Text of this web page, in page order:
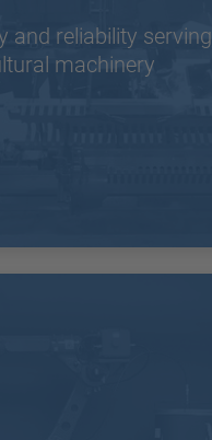
and reliability serving
machinery